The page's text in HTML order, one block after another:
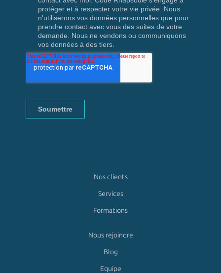
Nos clients
Services
Formations
Nous rejoindre
Blog
Equipe